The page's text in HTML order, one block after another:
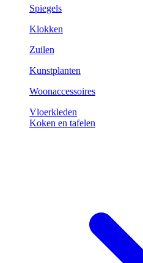
Spiegels
Klokken
Zuilen
Kunstplanten
Woonaccessoires
Vloerkleden
Koken en tafelen